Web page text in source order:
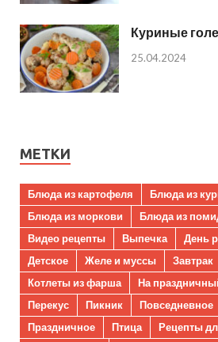
Куриные
25.04.2024
МЕТКИ
Блюда из картофеля
Блюда из
Блюда из моркови
Блюда из
Видео рецепты
Выпечка День
Детское
Желе и муссы Завтрак
Котлеты из фарша
На
Перекус
Пикник Повседневное
Праздничное
Птица
Рецепты